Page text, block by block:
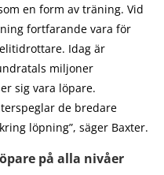
en form av träning. Vid
fortfarande vara för
Idag är
miljoner
sig vara löpare.
de bredare
löpning”, säger Baxter.
på alla nivåer